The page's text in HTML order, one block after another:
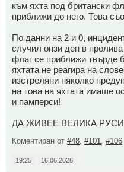
към яхта под британски
приближи до него. Това
По данни на 2 и 0,
случил онзи ден в
флаг се приближи твърде
яхтата не реагира на
изстреляни няколко
на това на яхтата имаше
и памперси!
ДА ЖИВЕЕ ВЕЛИКА
Коментиран от #48 #101 #106
19:25 16.06.2026